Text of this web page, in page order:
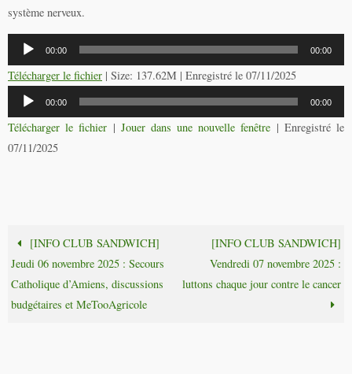
système nerveux.
Lecteur
audio
00:00 00:00
Télécharger le fichier | Size: 137.62M | Enregistré le 07/11/2025
Lecteur
audio
00:00 00:00
Télécharger le fichier | Jouer dans une nouvelle fenêtre | Enregistré le
07/11/2025
[INFO CLUB SANDWICH]
Jeudi 06 novembre 2025 : Secours
Catholique d’Amiens, discussions
budgétaires et MeTooAgricole
[INFO CLUB SANDWICH]
Vendredi 07 novembre 2025 :
luttons chaque jour contre le cancer